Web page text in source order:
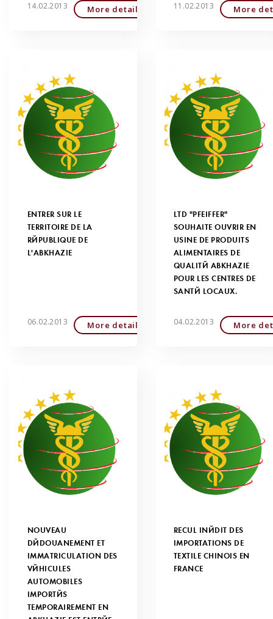
14.02.2013 More detailed 11.02.2013 More
ENTRER SUR LE
TERRITOIRE DE LA
RÉPUBLIQUE DE
L'ABKHAZIE
06.02.2013 More detailed
LTD "PFEIFFER"
SOUHAITE OUVRIR EN
USINE DE PRODUITS
ALIMENTAIRES DE
QUALITÉ ABKHAZIE
POUR LES CENTRES DE
SANTÉ LOCAUX.
04.02.2013 More
NOUVEAU
DÉDOUANEMENT ET
IMMATRICULATION DES
VÉHICULES
AUTOMOBILES
IMPORTÉS
TEMPORAIREMENT EN
RECUL INÉDIT DES
IMPORTATIONS DE
TEXTILE CHINOIS EN
FRANCE